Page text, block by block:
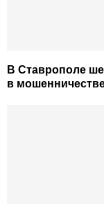
В Ставрополе
в